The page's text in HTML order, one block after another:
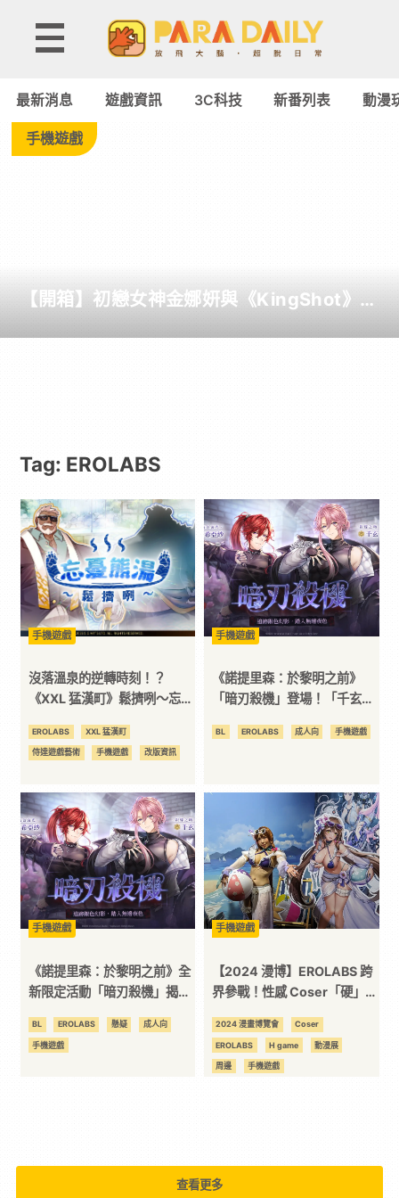
Tag:
-
遊
戲
漫
二
次
元
｜
3C
科
技
全
方
位
資
最新消息 遊戲資訊 3C科技 新番列表 動漫
手機遊戲
【開箱】初戀女神金娜妍與《KingShot》再
Tag: EROLABS
手機遊戲
沒落溫泉的逆轉時刻！？
《XXL 猛漢町》鬆擠咧～忘憂
場！
EROLABS XXL 猛漢町
侍達遊戲藝術 手機遊戲 改版資訊
手機遊戲
《諾提里森：於黎明之前》
「暗刃殺機」登場！「千玄：
BL EROLABS 成人向 手機遊戲
手機遊戲
《諾提里森：於黎明之前》全
新限定活動「暗刃殺機」揭開
BL EROLABS 懸疑 成人向
手機遊戲
手機遊戲
【2024 漫博】EROLABS 跨
界參戰！性感 Coser「硬」援
部手遊！
2024 漫畫博覽會 Coser
EROLABS H game 動漫展
周邊 手機遊戲
查看更多